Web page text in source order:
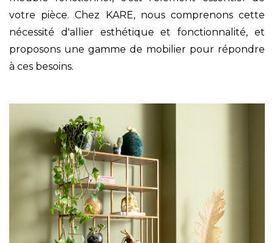
votre pièce. Chez KARE, nous comprenons cette
nécessité d'allier esthétique et fonctionnalité, et
proposons une gamme de mobilier pour répondre
à ces besoins.